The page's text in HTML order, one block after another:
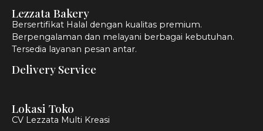
Lezzata Bakery
Bersertifikat Halal dengan kualitas premium.
Berpengalaman dan melayani berbagai kebutuhan.
Tersedia layanan pesan antar.
Delivery Service
Lokasi Toko
CV Lezzata Multi Kreasi